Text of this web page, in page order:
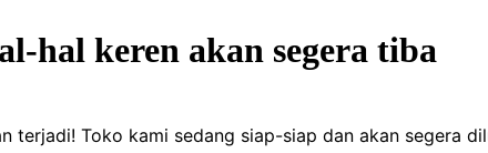
hal keren akan segera tiba
terjadi! Toko kami sedang siap-siap dan akan segera